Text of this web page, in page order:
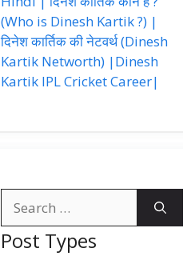
(Who is Dinesh Kartik ?) |
दिनेश कार्तिक की नेटवर्थ (Dinesh
Kartik Networth) |Dinesh
Kartik IPL Cricket Career|
for:
Post Types